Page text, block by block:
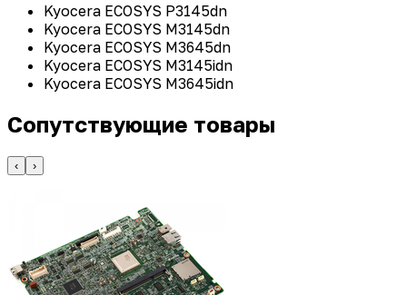
Kyocera ECOSYS P3145dn
Kyocera ECOSYS M3145dn
Kyocera ECOSYS M3645dn
Kyocera ECOSYS M3145idn
Kyocera ECOSYS M3645idn
Сопутствующие товары
‹ ›